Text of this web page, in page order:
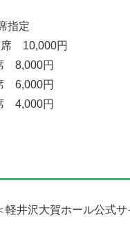
指定
10,000円
8,000円
6,000円
4,000円
軽井沢大賀ホール公式